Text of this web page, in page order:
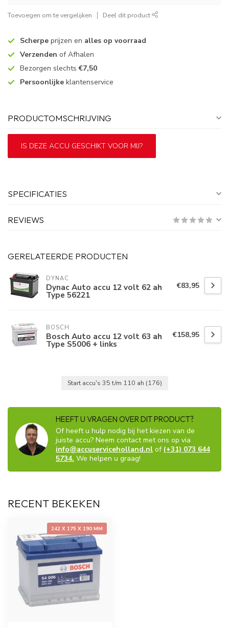
Toevoegen om te vergelijken Deel dit product
Scherpe prijzen en alles op voorraad
Verzenden of Afhalen
Bezorgen slechts€7,50
Persoonlijke klantenservice
PRODUCTOMSCHRIJVING
IS DEZE ACCU GESCHIKT VOOR MIJ?
SPECIFICATIES
REVIEWS
GERELATEERDE PRODUCTEN
DYNAC
Dynac Auto accu 12 volt 62 ah
Type 56221
€83,95
BOSCH
Bosch Auto accu 12 volt 63 ah
Type S5006 + links
€158,95
Start accu's 35 t/m 110 ah (176)
HEEFT U VRAGEN OVER DIT PRODUCT?
Of heeft u hulp nodig bij het kiezen van de
juiste accu? Neem contact met ons op via
info@accuserviceholland.nl of (+31) 073 644
5734. We helpen u graag!
RECENT BEKEKEN
242 X 175 X 190 MM